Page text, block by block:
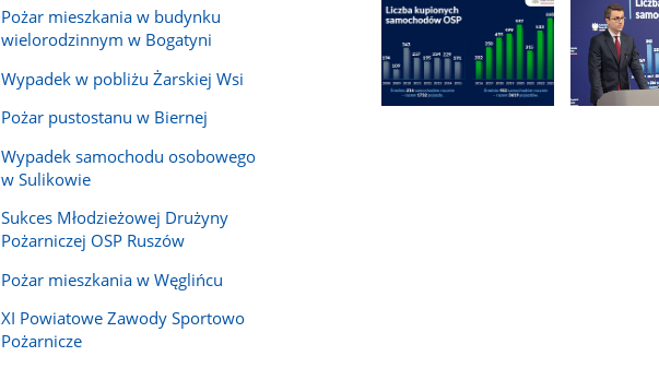
Pożar mieszkania w budynku
wielorodzinnym w Bogatyni
Wypadek w pobliżu Żarskiej Wsi
Pożar pustostanu w Biernej
Wypadek samochodu osobowego
w Sulikowie
Sukces Młodzieżowej Drużyny
Pożarniczej OSP Ruszów
Pożar mieszkania w Węglińcu
XI Powiatowe Zawody Sportowo
Pożarnicze